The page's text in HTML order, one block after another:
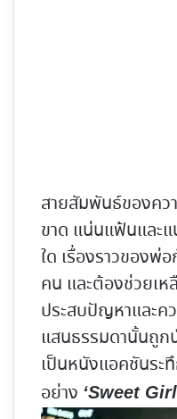
สายสัมพันธ์ของคว
ขาด แน่นแฟ้นและ
ใด เรื่องราวของพ่
คน และต้องช่วยเ
ประสบปัญหาและค
แสนธรรมดานั้นถูก
เป็นหนังแอคชันระ
อย่าง ‘Sweet